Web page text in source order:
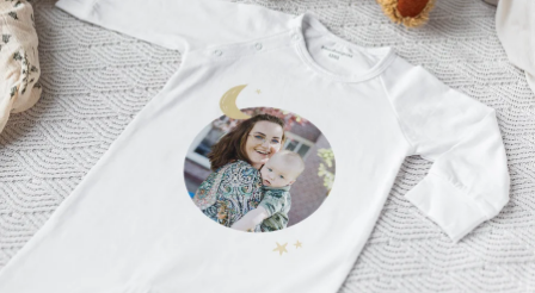
4,5 (basado en +15.000 opiniones)
Nuestros regalos inspiran. Los clientes nos dan un 4,5 en
Google Reviews.
Tarjeta de felicitación gratuita
Crea algo único en pocos pasos – con su nombre, tu foto o
un mensaje que llegue al corazón. Sin complicaciones, solo